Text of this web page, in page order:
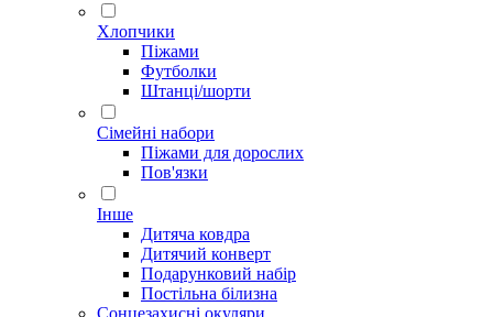
Хлопчики
Піжами
Футболки
Штанці/шорти
Сімейні набори
Піжами для дорослих
Пов'язки
Інше
Дитяча ковдра
Дитячий конверт
Подарунковий набір
Постільна білизна
Сонцезахисні окуляри